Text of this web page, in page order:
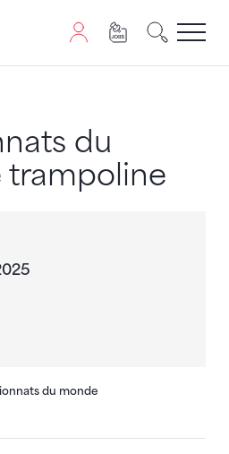
du
trampoline
du monde